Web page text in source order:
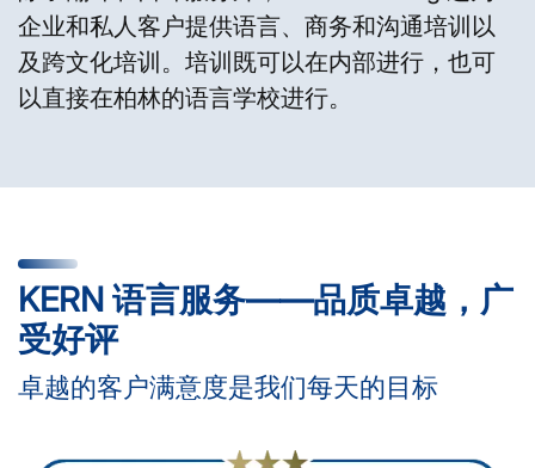
企业和私人客户提供语言、商务和沟通培训以
及跨文化培训。培训既可以在内部进行，也可
以直接在柏林的语言学校进行。
KERN 语言服务——品质卓越，广
受好评
卓越的客户满意度是我们每天的目标